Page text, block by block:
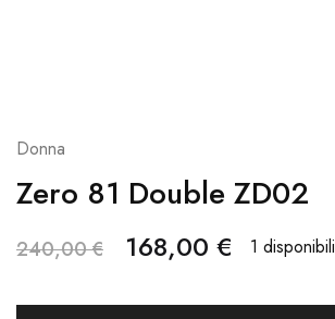
Donna
Zero 81 Double ZD02
240,00€ 168,00 € 1 disponibili